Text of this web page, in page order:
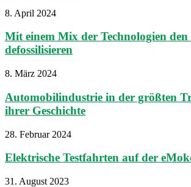
8. April 2024
Mit einem Mix der Technologien den
defossilisieren
8. März 2024
Automobilindustrie in der größten
ihrer Geschichte
28. Februar 2024
Elektrische Testfahrten auf der
31. August 2023